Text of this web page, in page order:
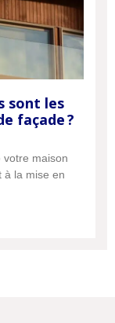
sont les
façade ?
maison
à la mise en
- 20H
?
on vous rappellera